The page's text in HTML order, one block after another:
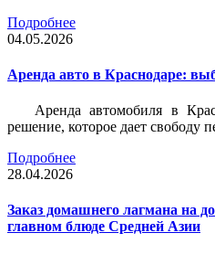
Подробнее
04.05.2026
Аренда авто в Краснодаре:
Аренда автомобиля в
решение, которое дает свободу
Подробнее
28.04.2026
Заказ домашнего лагмана на
главном блюде Средней Азии